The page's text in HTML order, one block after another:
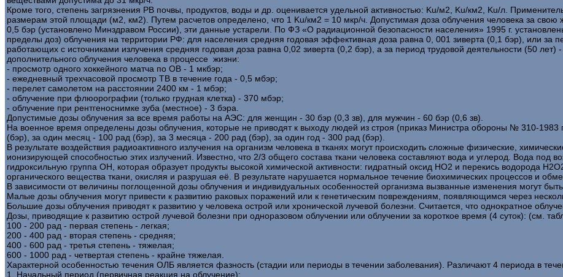
Кроме того, степень загрязнения РВ почвы, продуктов, воды и др. оценивается удельной активностью: Ku/м2, Ku/км2, Ku/л.
размерам этой площади (м2, км2). Путем расчетов определено, что 1 Ku/км2 = 10 мкр/ч. Допустимая доза облучения человека за свою
0,5 бэр (установлено Минздравом России), эти данные устарели. По ФЗ «О радиационной безопасности населения» 1995 г.
пределы доз) облучения на территории РФ: для населения средняя годовая эффективная доза равна 0, 001 зиверта (0,1 бэр), или за
работающих с источниками излучения средняя годовая доза равна 0,02 зиверта (0,2 бэр), а за период трудовой деятельности (50 лет)
дополнительного облучения человека в процессе жизни:
- просмотр одного хоккейного матча по ОВ - 1 мкбэр;
- ежедневный трехчасовой просмотр ТВ в течение года - 0,5 мбэр;
- перелет самолетом на расстоянии 2400 км - 1 мбэр;
- облучение при флюорографии (только грудная клетка) - 370 мбэр;
- облучение при рентгеноснимке зуба (местное) - 3 бэра.
Допустимые дозы облучения за все время работы на АЭС: для женщин - 30 бэр (0,3 зв), для мужчин - 60 бэр (0,6 зв).
На военное время определены дозы облучения, которые не приводят к выходу людей из строя (приказ Министра обороны № 310-1983
(бэр), за один месяц - 100 рад (бэр), за 3 месяца - 200 рад (бэр), за один год - 300 рад (бэр).
В результате воздействия радиоактивного излучения на организм человека в тканях могут происходить сложные физические,
ионизирующей способностью этих излучений. Известно, что 2/3 общего состава ткани человека составляют вода и углерод. Вода под
гидроксильную группа ОН, которая образует продукты высокой химической активности: гидратный оксид НО2 и перекись водорода
органического вещества ткани, окисляя и разрушая её. В результате нарушается нормальное течение биохимических процессов и
В зависимости от величины поглощенной дозы облучения и индивидуальных особенностей организма вызванные изменения могут
Малые дозы облучения могут привести к развитию раковых поражений или к генетическим повреждениям, появляющимся через
Большие дозы облучения приводят к развитию у человека острой или хронической лучевой болезни. Считается, что однократное
Дозы, приводящие к развитию острой лучевой болезни при одноразовом облучении или облучении за короткое время (4 суток): (см.
100 - 200 рад - первая степень - легкая;
200 - 400 рад - вторая степень - средняя;
400 - 600 рад - третья степень - тяжелая;
600 - 1000 рад - четвертая степень - крайне тяжелая.
Характерной особенностью течения ОЛБ является фазность (стадии или периоды в течении заболевания). Различают 4 периода в
1. Начальный период (первичная реакция на облучение);